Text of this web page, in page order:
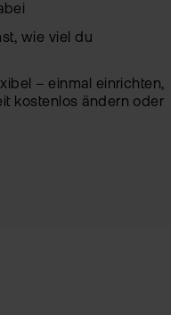
wie viel du
– einmal einrichten,
kostenlos ändern oder